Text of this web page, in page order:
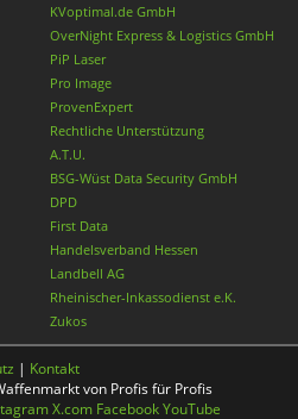
KVoptimal.de GmbH
OverNight Express & Logistics GmbH
PiP Laser
Pro Image
ProvenExpert
Rechtliche Unterstützung
A.T.U.
BSG-Wüst Data Security GmbH
DPD
First Data
Handelsverband Hessen
Landbell AG
Rheinischer-Inkassodienst e.K.
Zukos
| Kontakt
von Profis für Profis
X.com FacebookYouTube